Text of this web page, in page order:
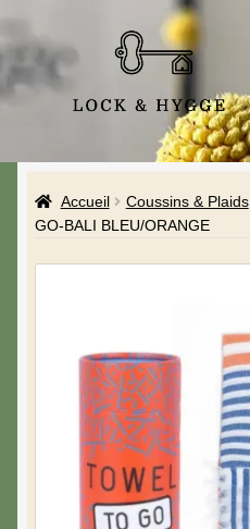
Le Studio
La Boutique
Mon compte
Blog & Hygge
Accueil Coussins & Plaids
GO-BALI BLEU/ORANGE